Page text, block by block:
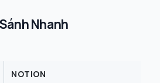
Nhanh
NOTION